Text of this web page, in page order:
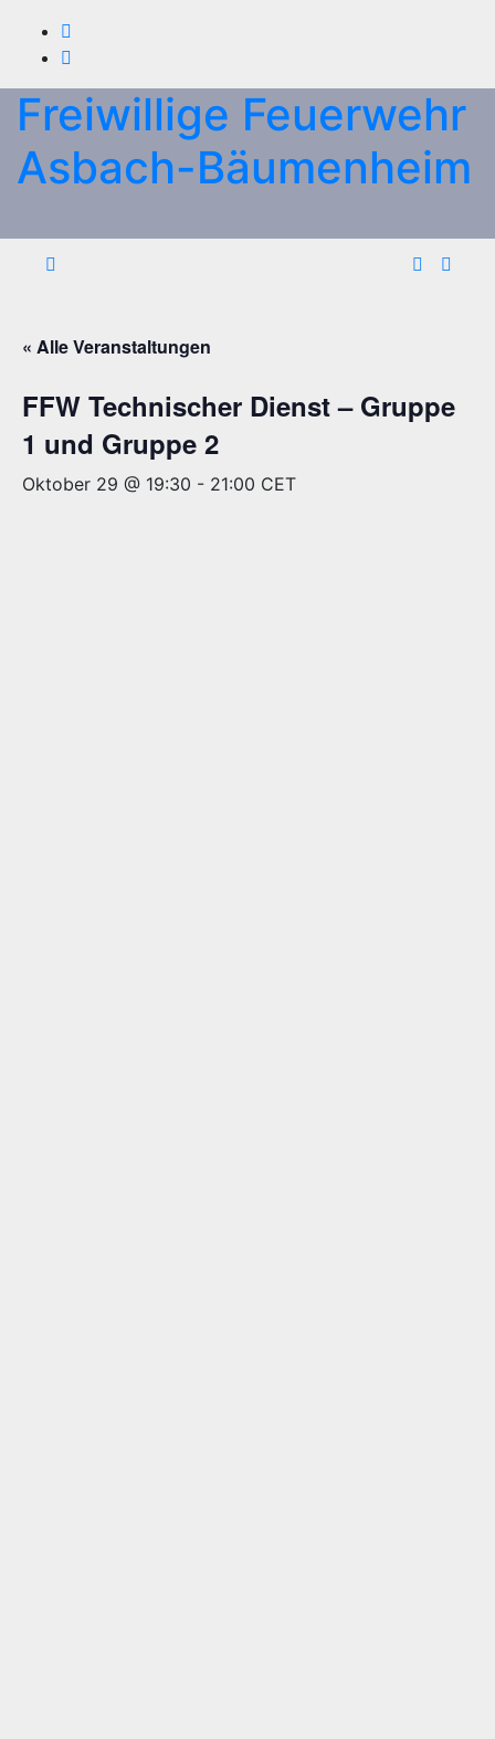
Inhalt
springen
Freiwillige Feuerwehr
Asbach-Bäumenheim
« Alle Veranstaltungen
FFW Technischer Dienst – Gruppe
1 und Gruppe 2
Oktober 29 @ 19:30 - 21:00 CET